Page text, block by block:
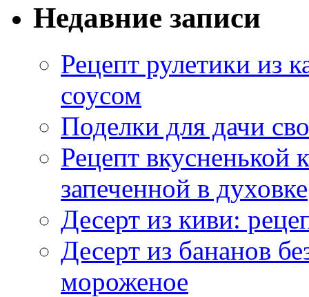
Недавние записи
Рецепт рулетики из
соусом
Поделки для дачи
Рецепт
запеченной в духовке
Десерт из киви:
Десерт из бананов
мороженое